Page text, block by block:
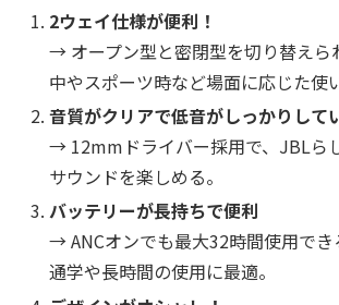
2ウェイ仕様が便利！
→ オープン型と密閉型を切り替えら
中やスポーツ時など場面に応じた使
音質がクリアで低音がしっかりして
→ 12mmドライバー採用で、JBLら
サウンドを楽しめる。
バッテリーが長持ちで便利
→ ANCオンでも最大32時間使用でき
通学や長時間の使用に最適。